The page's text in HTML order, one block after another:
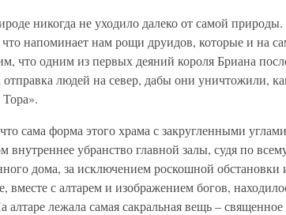
никогда не уходило далеко от самой
что напоминает нам рощи друидов, которые и на
что одним из первых деяний короля Бриана
людей на север, дабы они уничтожили,
сама форма этого храма с закругленными
внутреннее убранство главной залы, судя по
дома, за исключением роскошной
вместе с алтарем и изображением богов,
алтаре лежала самая сакральная вещь –